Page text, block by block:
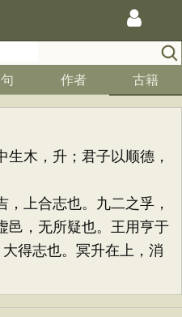
作者 古籍
升；君子以顺德，
上合志也。九二之孚，
邑，无所疑也。王用亨于
得志也。冥升在上，消